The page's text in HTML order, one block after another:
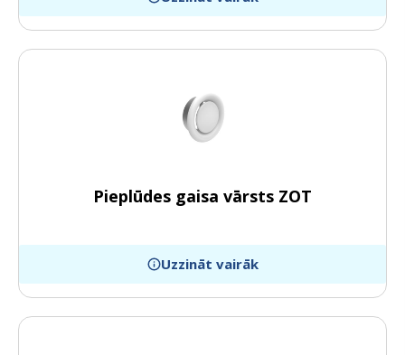
Pieplūdes gaisa vārsts ZOT
Uzzināt vairāk